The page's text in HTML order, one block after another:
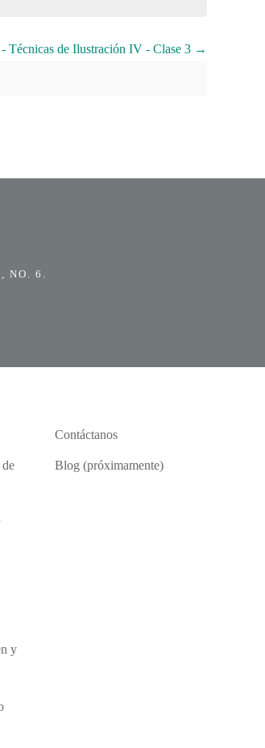
Técnicas de Ilustración IV - Clase 3
NO. 6.
y
Contáctanos
Blog (próximamente)